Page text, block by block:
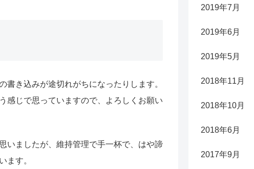
書き込みが途切れがちになったりします。
感じで思っていますので、よろしくお願い
いましたが、維持管理で手一杯で、はや諦
ます。
2019年7月
2019年6月
2019年5月
2018年11月
2018年10月
2018年6月
2017年9月